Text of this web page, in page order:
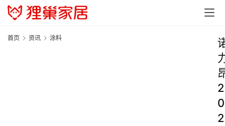
首页 资讯 涂料
2
0
2